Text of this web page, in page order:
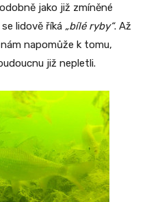
jako již zmíněné
lidově říká „bílé ryby“. Až
napomůže k tomu,
již nepletli.